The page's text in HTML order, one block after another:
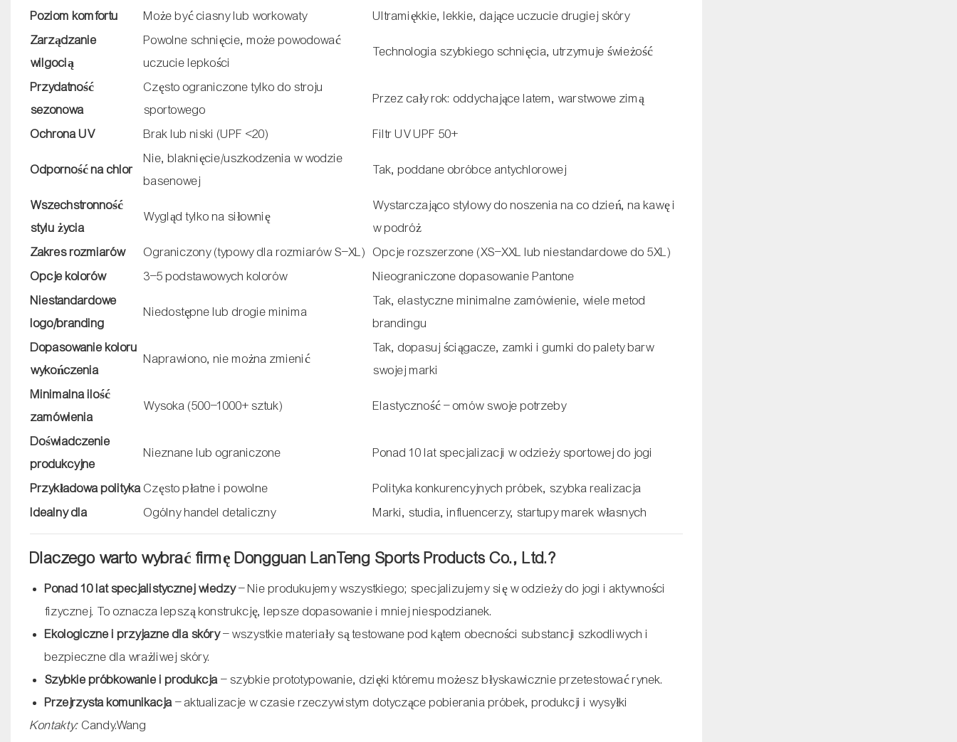
Poziom komfortu
Może być ciasny lub workowaty
Ultramiękkie, lekkie, dające uczucie drugiej skóry
Zarządzanie
wilgocią
Powolne schnięcie, może powodować
uczucie lepkości
Technologia szybkiego schnięcia, utrzymuje świeżość
Przydatność
sezonowa
Często ograniczone tylko do stroju
sportowego
Przez cały rok: oddychające latem, warstwowe zimą
Ochrona UV Brak lub niski (UPF <20) Filtr UV UPF 50+
Odporność na chlor
Nie, blaknięcie/uszkodzenia w wodzie
basenowej
Tak, poddane obróbce antychlorowej
Wszechstronność
stylu życia
Wygląd tylko na siłownię
Wystarczająco stylowy do noszenia na co dzień, na kawę i
w podróż
Zakres rozmiarów
Ograniczony (typowy dla rozmiarów S–XL) Opcje rozszerzone (XS–XXL lub niestandardowe do 5XL)
Opcje kolorów
3–5 podstawowych kolorów
Nieograniczone dopasowanie Pantone
Niestandardowe
logo/branding
Niedostępne lub drogie minima
Tak, elastyczne minimalne zamówienie, wiele metod
brandingu
Dopasowanie koloru
wykończenia
Naprawiono, nie można zmienić
Tak, dopasuj ściągacze, zamki i gumki do palety barw
swojej marki
Minimalna ilość
zamówienia
Wysoka (500–1000+ sztuk) Elastyczność – omów swoje potrzeby
Doświadczenie
produkcyjne
Nieznane lub ograniczone Ponad 10 lat specjalizacji w odzieży sportowej do jogi
Przykładowa politykaCzęsto płatne i powolne
Polityka konkurencyjnych próbek, szybka realizacja
Idealny dla
Ogólny handel detaliczny Marki, studia, influencerzy, startupy marek własnych
Dlaczego warto wybrać firmę Dongguan LanTeng Sports Products Co., Ltd.?
Ponad 10 lat specjalistycznej wiedzy– Nie produkujemy wszystkiego; specjalizujemy się w odzieży do jogi i aktywności
fizycznej. To oznacza lepszą konstrukcję, lepsze dopasowanie i mniej niespodzianek.
Ekologiczne i przyjazne dla skóry– wszystkie materiały są testowane pod kątem obecności substancji szkodliwych i
bezpieczne dla wrażliwej skóry.
Szybkie próbkowanie i produkcja– szybkie prototypowanie, dzięki któremu możesz błyskawicznie przetestować rynek.
Przejrzysta komunikacja– aktualizacje w czasie rzeczywistym dotyczące pobierania próbek, produkcji i wysyłki
Kontakty: Candy.Wang